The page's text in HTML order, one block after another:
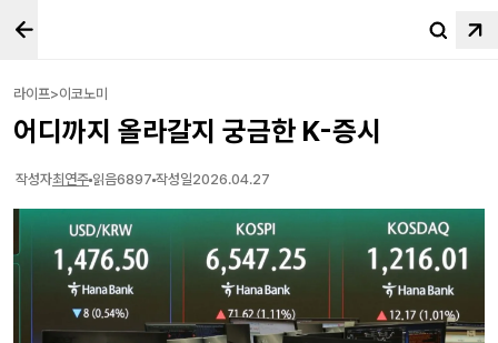
라이프>이코노미
어디까지 올라갈지 궁금한 K-증시
작성자최연주 읽음6897 작성일2026.04.27